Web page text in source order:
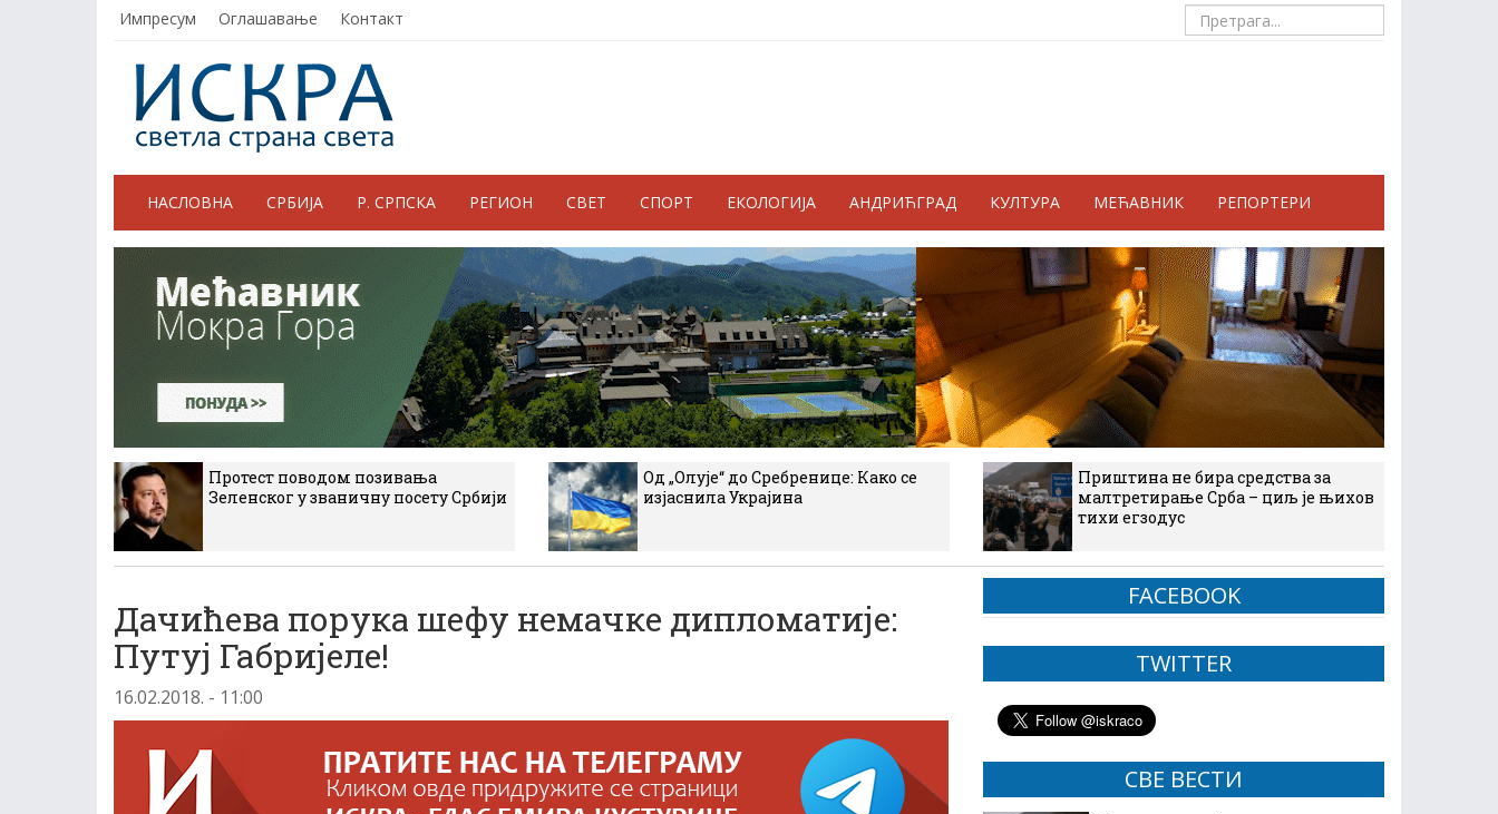
Импресум Оглашавање Контакт
НАСЛОВНА СРБИЈА Р. СРПСКА РЕГИОН СВЕТ СПОРТ ЕКОЛОГИЈА АНДРИЋГРАД КУЛТУРА МЕЋАВНИК РЕПОРТЕРИ
Протест поводом позивања
Зеленског у званичну посету Србији
Од „Олује“ до Сребренице: Како се
изјаснила Украјина
Приштина не бира средства за
малтретирање Срба – циљ је њихов
тихи егзодус
Дачићева порука шефу немачке дипломатије:
Путуј Габријеле!
16.02.2018. - 11:00
FACEBOOK
TWITTER
СВЕ ВЕСТИ